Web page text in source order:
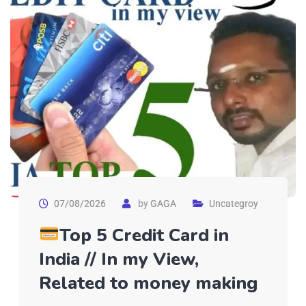
07/08/2026 byGAGA Uncategroy
Top 5 Credit Card in
India // In my View,
Related to money making